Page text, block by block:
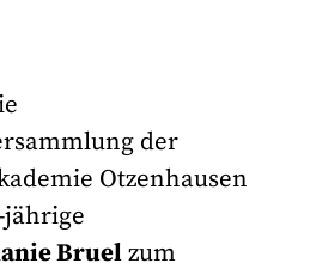
der
Otzenhausen
jährige
Bruelzum